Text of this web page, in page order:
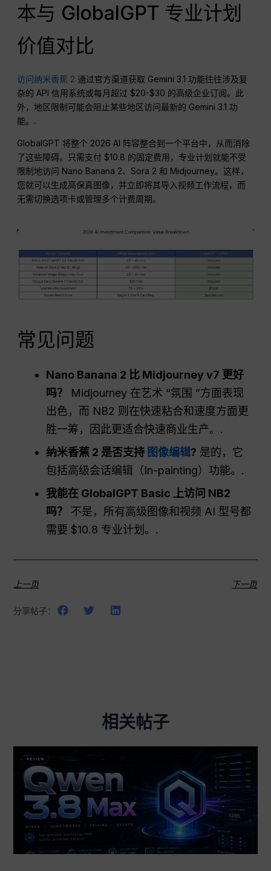
本与 GlobalGPT 专业计划
价值对比
访问纳米香蕉 2 通过官方渠道获取 Gemini 3.1 功能往往涉及复
杂的 API 信用系统或每月超过 $20-$30 的高级企业订阅。此
外，地区限制可能会阻止某些地区访问最新的 Gemini 3.1 功
能。.
GlobalGPT 将整个 2026 AI 阵容整合到一个平台中，从而消除
了这些障碍。只需支付 $10.8 的固定费用，专业计划就能不受
限制地访问 Nano Banana 2、Sora 2 和 Midjourney。这样，
您就可以生成高保真图像，并立即将其导入视频工作流程，而
无需切换选项卡或管理多个计费周期。
常见问题
Nano Banana 2 比 Midjourney v7 更好
吗？
Midjourney 在艺术 “氛围 ”方面表现
出色，而 NB2 则在快速粘合和速度方面更
胜一筹，因此更适合快速商业生产。.
纳米香蕉 2 是否支持 图像编辑? 是的，它
包括高级会话编辑（In-painting）功能。.
我能在 GlobalGPT Basic 上访问 NB2
吗？
不是，所有高级图像和视频 AI 型号都
需要 $10.8 专业计划。.
上一页 下一页
分享帖子：
相关帖子